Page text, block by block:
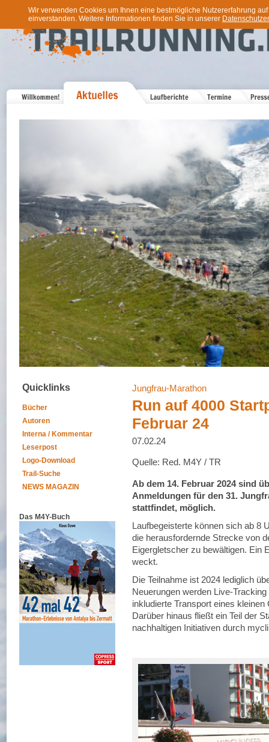
Wir verwenden Cookies um Ihnen eine bestmögliche Nutzererfahrung
einverstanden. Weitere Informationen finden Sie in unserer
Quicklinks
Bücher
Autoren
Interna / Kommentar
Leserpost
Logo-Download
Trail-Suche
NEWS MAGAZIN
Das M4Y-Buch
Jungfrau-Marathon
Run auf 4000
Februar 24
07.02.24
Quelle: Red. M4Y / TR
Ab dem 14. Februar 2024 sind
Anmeldungen für den 31.
stattfindet, möglich.
Laufbegeisterte können sich ab 8
die herausfordernde Strecke von
Eigergletscher zu bewältigen. Ein
weckt.
Die Teilnahme ist 2024 lediglich
Neuerungen werden Live-
inkludierte Transport eines
Darüber hinaus fließt ein Teil der
nachhaltigen Initiativen durch